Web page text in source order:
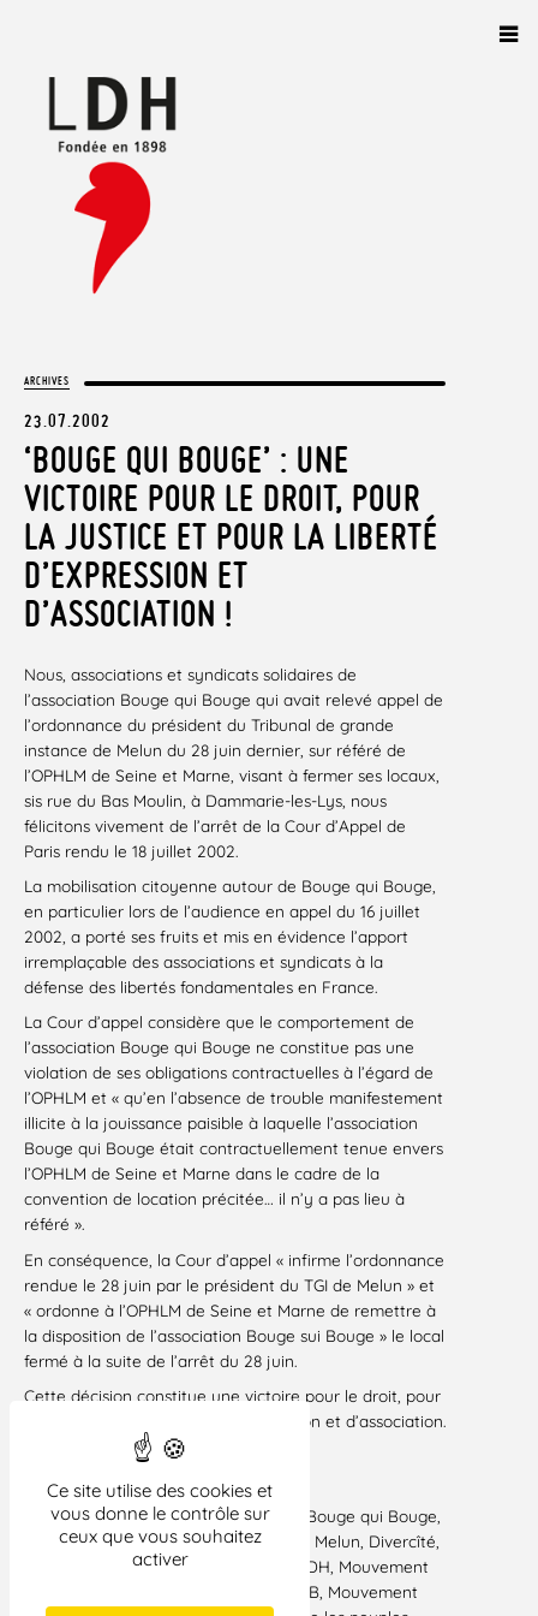
Ce site utilise des cookies et
vous donne le contrôle sur
ceux que vous souhaitez
activer
ARCHIVES
23.07.2002
‘BOUGE QUI BOUGE’ : UNE
VICTOIRE POUR LE DROIT, POUR
LA JUSTICE ET POUR LA LIBERTÉ
D’EXPRESSION ET
D’ASSOCIATION !
Nous, associations et syndicats solidaires de
l’association Bouge qui Bouge qui avait relevé appel de
l’ordonnance du président du Tribunal de grande
instance de Melun du 28 juin dernier, sur référé de
l’OPHLM de Seine et Marne, visant à fermer ses locaux,
sis rue du Bas Moulin, à Dammarie-les-Lys, nous
félicitons vivement de l’arrêt de la Cour d’Appel de
Paris rendu le 18 juillet 2002.
La mobilisation citoyenne autour de Bouge qui Bouge,
en particulier lors de l’audience en appel du 16 juillet
2002, a porté ses fruits et mis en évidence l’apport
irremplaçable des associations et syndicats à la
défense des libertés fondamentales en France.
La Cour d’appel considère que le comportement de
l’association Bouge qui Bouge ne constitue pas une
violation de ses obligations contractuelles à l’égard de
l’OPHLM et « qu’en l’absence de trouble manifestement
illicite à la jouissance paisible à laquelle l’association
Bouge qui Bouge était contractuellement tenue envers
l’OPHLM de Seine et Marne dans le cadre de la
convention de location précitée… il n’y a pas lieu à
référé ».
En conséquence, la Cour d’appel « infirme l’ordonnance
rendue le 28 juin par le président du TGI de Melun » et
« ordonne à l’OPHLM de Seine et Marne de remettre à
la disposition de l’association Bouge sui Bouge » le local
fermé à la suite de l’arrêt du 28 juin.
Cette décision constitue une victoire pour le droit, pour
la justice et pour la liberté d’expression et d’association.
Paris, le 19 juillet 2002
Signataires
Association Dammarie Melun – ADM, Bouge qui Bouge,
Association des jeunes musulmans de Melun, Divercîté,
H2B, Ligue des droits de l’Homme – LDH, Mouvement
de l’immigration et des banlieues – MIB, Mouvement